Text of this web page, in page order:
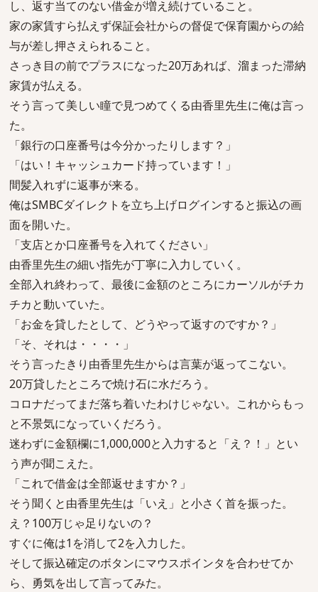
し、返す当てのない借金が増え続けていること。
家の家賃すら払えず保証会社からの督促で保育園からの給
与が差し押さえられること。
さっき目の前でプラスになった20万あれば、溜まった滞納
家賃が払える。
そう言って美しい瞳で見つめてくる由香里先生に俺は言っ
た。
「銀行の口座番号は今分かったりします？」
「はい！キャッシュカード持っています！」
間髪入れずに返事が来る。
俺はSMBCダイレクトを立ち上げログインすると振込の画
面を開いた。
「支店とか口座番号を入れてください」
由香里先生の細い指先が丁寧に入力していく。
全部入れ終わって、最後に金額のところにカーソルがチカ
チカと動いていた。
「お金を貸したとして、どうやって返すのですか？」
「そ、それは・・・・」
そう言ったきり由香里先生からは言葉が返ってこない。
20万貸したところで焼け石に水だろう。
コロナだってまだ落ち着いたわけじゃない。これからもっ
と不景気になっていくだろう。
迷わずに金額欄に1,000,000と入力すると「え？！」とい
う声が聞こえた。
「これで借金は全部返せますか？」
そう聞くと由香里先生は「いえ」と小さく首を振った。
え？100万じゃ足りないの？
すぐに俺は1を消して2を入力した。
そして振込確定のボタンにマウスポインタを合わせてか
ら、勇気を出して言ってみた。